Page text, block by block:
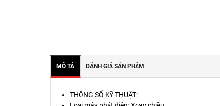
MÔ TẢ ĐÁNH GIÁ SẢN PHẨM
THÔNG SỐ KỸ THUẬT: